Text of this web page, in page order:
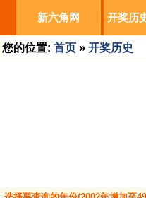
新六角网 开奖历
您的位置: 首页 » 开奖历史